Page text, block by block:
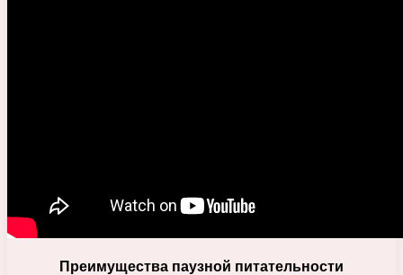
Преимущества паузной питательности